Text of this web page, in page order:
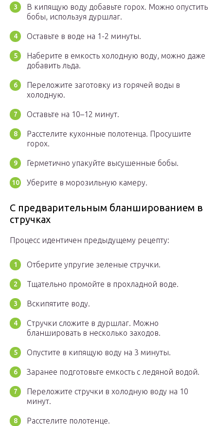
В кипящую воду добавьте горох. Можно опустить
бобы, используя дуршлаг.
Оставьте в воде на 1-2 минуты.
Наберите в емкость холодную воду, можно даже
добавить льда.
Переложите заготовку из горячей воды в
холодную.
Оставьте на 10–12 минут.
Расстелите кухонные полотенца. Просушите
горох.
Герметично упакуйте высушенные бобы.
Уберите в морозильную камеру.
С предварительным бланшированием в
стручках
Процесс идентичен предыдущему рецепту:
Отберите упругие зеленые стручки.
Тщательно промойте в прохладной воде.
Вскипятите воду.
Стручки сложите в дуршлаг. Можно
бланшировать в несколько заходов.
Опустите в кипящую воду на 3 минуты.
Заранее подготовьте емкость с ледяной водой.
Переложите стручки в холодную воду на 10
минут.
Расстелите полотенце.